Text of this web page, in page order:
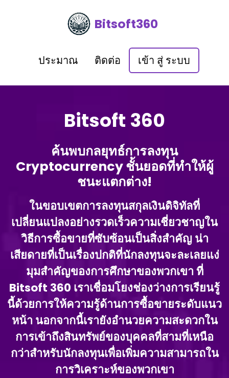
Bitsoft360
ประมาณ ติดต่อ เข้า สู่ ระบบ
Bitsoft 360
ค้นพบกลยุทธ์การลงทุน
Cryptocurrency ชั้นยอดที่ทําให้ผู้
ชนะแตกต่าง!
ในขอบเขตการลงทุนสกุลเงินดิจิทัลที่
เปลี่ยนแปลงอย่างรวดเร็วความเชี่ยวชาญใน
วิธีการซื้อขายที่ซับซ้อนเป็นสิ่งสําคัญ น่า
เสียดายที่เป็นเรื่องปกติที่นักลงทุนจะละเลยแง่
มุมสําคัญของการศึกษาของพวกเขา ที่
Bitsoft 360 เราเชื่อมโยงช่องว่างการเรียนรู้
นี้ด้วยการให้ความรู้ด้านการซื้อขายระดับแนว
หน้า นอกจากนี้เรายังอํานวยความสะดวกใน
การเข้าถึงสินทรัพย์ของบุคคลที่สามที่เหนือ
กว่าสําหรับนักลงทุนเพื่อเพิ่มความสามารถใน
การวิเคราะห์ของพวกเขา